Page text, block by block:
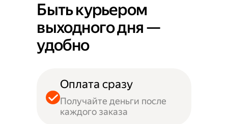
Быть курьером
выходного дня —
удобно
Оплата сразу
Получайте деньги после
каждого заказа